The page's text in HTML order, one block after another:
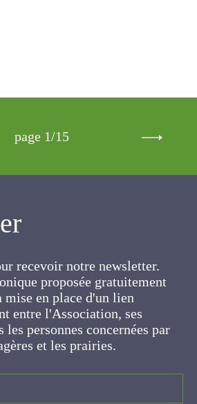
proposée
vise la mise en place
et vivant entre l'Association,
les personnes
cultures fourragères et les